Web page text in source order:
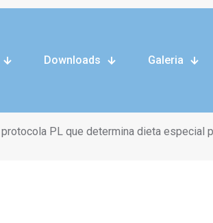
Downloads Galeria
PL que determina dieta especial